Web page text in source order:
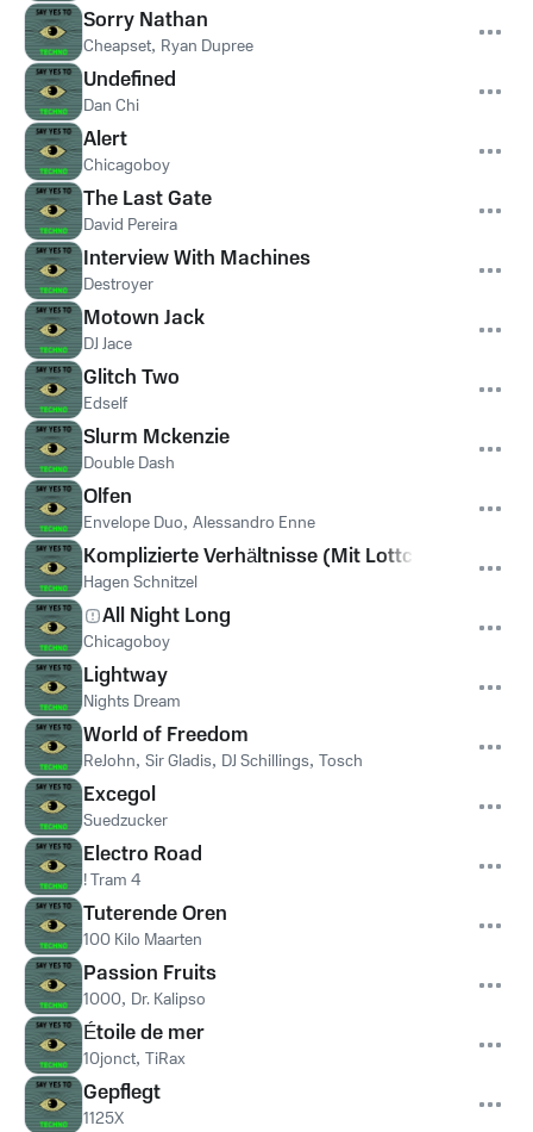
Sorry Nathan
Cheapset, Ryan Dupree
Undefined
Dan Chi
Alert
Chicagoboy
The Last Gate
David Pereira
Interview With Machines
Destroyer
Motown Jack
DJ Jace
Glitch Two
Edself
Slurm Mckenzie
Double Dash
Olfen
Envelope Duo, Alessandro Enne
Komplizierte Verhältnisse (Mit Lottchen)
Hagen Schnitzel
All Night Long
Chicagoboy
Lightway
Nights Dream
World of Freedom
ReJohn, Sir Gladis, DJ Schillings, Tosch
Excegol
Suedzucker
Electro Road
! Tram 4
Tuterende Oren
100 Kilo Maarten
Passion Fruits
1000, Dr. Kalipso
Étoile de mer
10jonct, TiRax
Gepflegt
1125X